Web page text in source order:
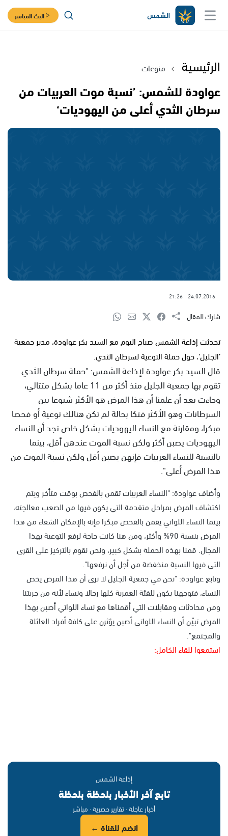
البث المباشر
الرئيسية منوعات
عواودة للشمس: ’نسبة موت العربيات من
سرطان الثدي أعلى من اليهوديات‘
24.07.2016
21:26
شارك المقال
تحدثت إذاعة الشمس صباح اليوم مع السيد بكر عواودة، مدير جمعية
’الجليل‘، حول حملة التوعية لسرطان الثدي.
قال السيد بكر عواودة لإذاعة الشمس: "حملة سرطان الثدي
تقوم بها جمعية الجليل منذ أكثر من 11 عاما بشكل متتالي،
وجاءت بعد أن علمنا أن هذا المرض هو الأكثر شيوعا بين
السرطانات وهو الأكثر فتكا بحالة لم تكن هنالك توعية أو فحصا
مبكرا، ومقارنة مع النساء اليهوديات بشكل خاص نجد أن النساء
اليهوديات يصبن أكثر ولكن نسبة الموت عندهن أقل، بينما
بالنسبة للنساء العربيات فإنهن يصبن أقل ولكن نسبة الموت من
هذا المرض أعلى".
وأضاف عواودة: "النساء العربيات تقمن بالفحص بوقت متأخر ويتم
اكتشاف المرض بمراحل متقدمة التي يكون فيها من الصعب معالجته،
بينما النساء اللواتي يقمن بالفحص مبكرا فإنه بالإمكان الشفاء من هذا
المرض بنسبة 90% وأكثر، ومن هنا كانت حاجة لرفع التوعية بهذا
المجال. قمنا بهذه الحملة بشكل كبير، ونحن نقوم بالتركيز على القرى
التي فيها النسبة منخفضة من أجل أن نرفعها".
وتابع عواودة: "نحن في جمعية الجليل لا نرى أن هذا المرض يخص
النساء، فتوجهنا يكون للفئة العمرية كلها رجالا ونساء لأنه من جربتنا
ومن محادثات ومقابلات التي أقمناها مع نساء اللواتي أصبن بهذا
المرض تبيّن أن النساء اللواتي أصبن يؤثرن على كافة أفراد العائلة
والمجتمع".
استمعوا للقاء الكامل:
إذاعة الشمس
تابع آخر الأخبار بلحظة بلحظة
أخبار عاجلة · تقارير حصرية · مباشر
انضم للقناة ←